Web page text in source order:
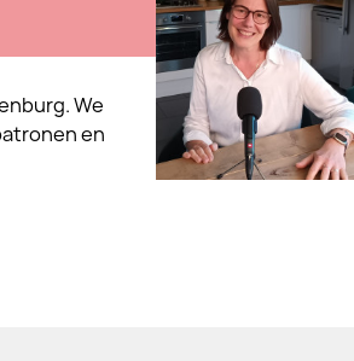
We
en